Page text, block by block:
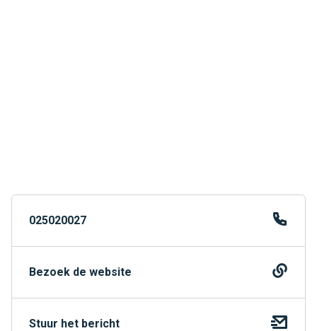
025020027
Bezoek de website
Stuur het bericht